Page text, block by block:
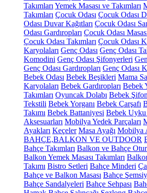
Takımları Yemek Masası ve Takımları
Takımları Çocuk Odası Çocuk Odası
Odası Duvar Kağıtları Çocuk Odası
Odası Gardıropları Çocuk Odası
Çocuk Odası Takımları Çocuk Odası
Karyolaları Genç Odası Genç Odası
Komodini Genç Odası Şifonyerleri
Genç Odası Gardıropları Genç Odası
Bebek Odası Bebek Beşikleri Mama
Karyolaları Bebek Gardıropları Bebek
Takımları Oyuncak Dolabı Bebek
Tekstili Bebek Yorganı Bebek Çarşafı
Takımı Bebek Battaniyesi Bebek Uyku
Aksesuarları Mobilya Yedek Parçaları
Ayakları Keçeler Masa Ayağı Mobilya
BAHÇE,BALKON VE OUTDOOR
Bahçe Takımları Balkon ve Bahçe
Balkon Yemek Masası Takımları
Takımı Bistro Setleri Bahçe Minderi
Bahçe ve Balkon Masası Bahçe
Bahçe Sandalyeleri Bahçe Sehpası